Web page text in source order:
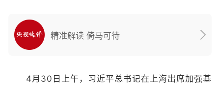
精准解读 倚马可待
4月30日上午，习近平总书记在上海出席加强基